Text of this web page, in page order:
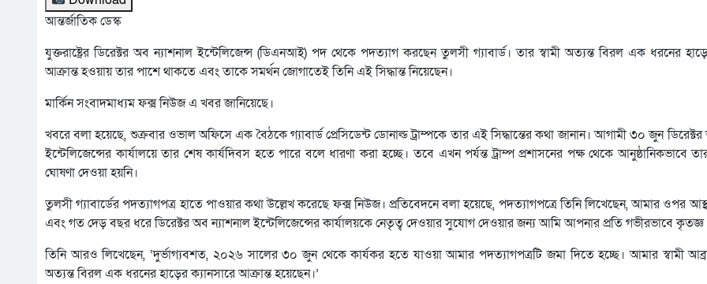
আন্তর্জাতিক ডেস্ক
যুক্তরাষ্ট্রের ডিরেক্টর অব ন্যাশনাল ইন্টেলিজেন্স (ডিএনআই) পদ থেকে পদত্যাগ করছেন তুলসী গ্যাবার্ড। তার স্বামী অত্যন্ত বিরল এক ধরনের
আক্রান্ত হওয়ায় তার পাশে থাকতে এবং তাকে সমর্থন জোগাতেই তিনি এই সিদ্ধান্ত নিয়েছেন।
মার্কিন সংবাদমাধ্যম ফক্স নিউজ এ খবর জানিয়েছে।
খবরে বলা হয়েছে, শুক্রবার ওভাল অফিসে এক বৈঠকে গ্যাবার্ড প্রেসিডেন্ট ডোনাল্ড ট্রাম্পকে তার এই সিদ্ধান্তের কথা জানান। আগামী ৩০ জুন
ইন্টেলিজেন্সের কার্যালয়ে তার শেষ কার্যদিবস হতে পারে বলে ধারণা করা হচ্ছে। তবে এখন পর্যন্ত ট্রাম্প প্রশাসনের পক্ষ থেকে আনুষ্ঠানিকভাবে
ঘোষণা দেওয়া হয়নি।
তুলসী গ্যাবার্ডের পদত্যাগপত্র হাতে পাওয়ার কথা উল্লেখ করেছে ফক্স নিউজ। প্রতিবেদনে বলা হয়েছে, পদত্যাগপত্রে তিনি লিখেছেন, আমার ওপর
এবং গত দেড় বছর ধরে ডিরেক্টর অব ন্যাশনাল ইন্টেলিজেন্সের কার্যালয়কে নেতৃত্ব দেওয়ার সুযোগ দেওয়ার জন্য আমি আপনার প্রতি গভীরভাবে
তিনি আরও লিখেছেন, ‘দুর্ভাগ্যবশত, ২০২৬ সালের ৩০ জুন থেকে কার্যকর হতে যাওয়া আমার পদত্যাগপত্রটি জমা দিতে হচ্ছে। আমার স্বামী
অত্যন্ত বিরল এক ধরনের হাড়ের ক্যানসারে আক্রান্ত হয়েছেন।’